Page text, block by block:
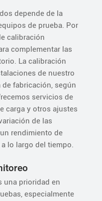
depende de la
de prueba. Por
calibración
complementar las
La calibración
de nuestro
fabricación, según
servicios de
carga y otros ajustes
de las
rendimiento de
lo largo del tiempo.
una prioridad en
especialmente